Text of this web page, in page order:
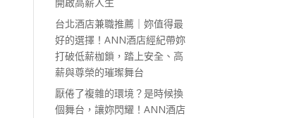
開啟高薪人生
台北酒店兼職推薦｜妳值得最
好的選擇！ANN酒店經紀帶妳
打破低薪枷鎖，踏上安全、高
薪與尊榮的璀璨舞台
厭倦了複雜的環境？是時候換
個舞台，讓妳閃耀！ANN酒店